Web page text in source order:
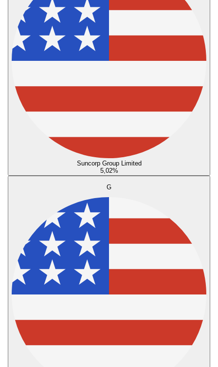
Suncorp Group Limited
5,02%
G